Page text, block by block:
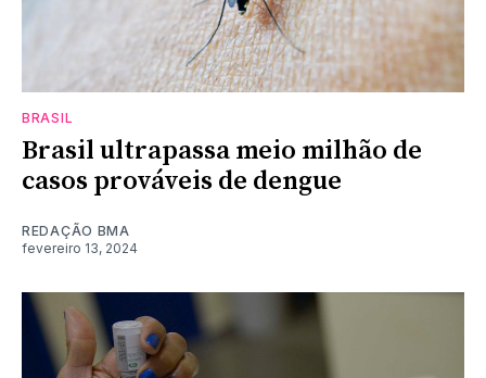
BRASIL
Brasil ultrapassa meio milhão de
casos prováveis de dengue
REDAÇÃO BMA
fevereiro 13, 2024